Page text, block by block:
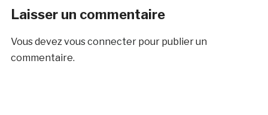
Laisser un commentaire
Vous devezvous connecterpour publier un
commentaire.